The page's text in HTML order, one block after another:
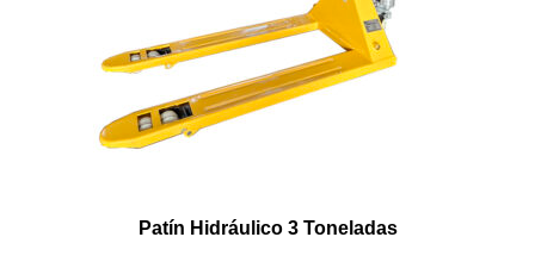
Patín Hidráulico 3 Toneladas